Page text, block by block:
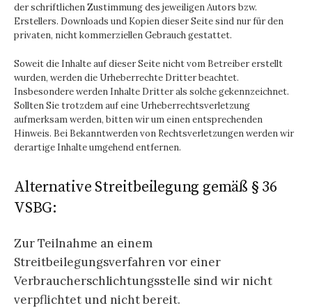
der schriftlichen Zustimmung des jeweiligen Autors bzw.
Erstellers. Downloads und Kopien dieser Seite sind nur für den
privaten, nicht kommerziellen Gebrauch gestattet.
Soweit die Inhalte auf dieser Seite nicht vom Betreiber erstellt
wurden, werden die Urheberrechte Dritter beachtet.
Insbesondere werden Inhalte Dritter als solche gekennzeichnet.
Sollten Sie trotzdem auf eine Urheberrechtsverletzung
aufmerksam werden, bitten wir um einen entsprechenden
Hinweis. Bei Bekanntwerden von Rechtsverletzungen werden wir
derartige Inhalte umgehend entfernen.
Alternative Streitbeilegung gemäß § 36
VSBG:
Zur Teilnahme an einem
Streitbeilegungsverfahren vor einer
Verbraucherschlichtungsstelle sind wir nicht
verpflichtet und nicht bereit.